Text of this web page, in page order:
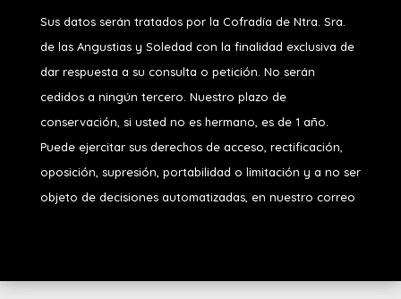
Sus datos serán tratados por la Cofradía de Ntra. Sra.
de las Angustias y Soledad con la finalidad exclusiva de
dar respuesta a su consulta o petición. No serán
cedidos a ningún tercero. Nuestro plazo de
conservación, si usted no es hermano, es de 1 año.
Puede ejercitar sus derechos de acceso, rectificación,
oposición, supresión, portabilidad o limitación y a no ser
objeto de decisiones automatizadas, en nuestro correo